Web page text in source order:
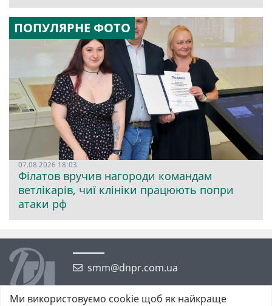
ПОПУЛЯРНЕ ФОТО
07.08.2026 18:03
Філатов вручив нагороди командам
ветлікарів, чиї клініки працюють попри
атаки рф
smm@dnpr.com.ua
Ми використовуємо cookie щоб як найкраще